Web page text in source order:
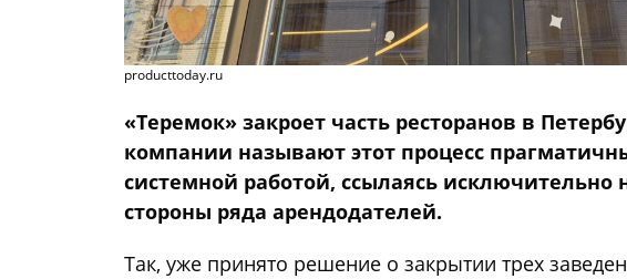
producttoday.ru
«Теремок» закроет часть ресторанов в
компании называют этот процесс
системной работой, ссылаясь исключительно
стороны ряда арендодателей.
Так, уже принято решение о закрытии трех